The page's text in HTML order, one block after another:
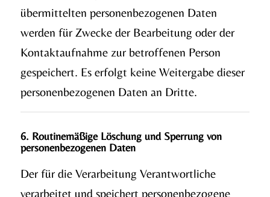
übermittelten personenbezogenen Daten
werden für Zwecke der Bearbeitung oder der
Kontaktaufnahme zur betroffenen Person
gespeichert. Es erfolgt keine Weitergabe dieser
personenbezogenen Daten an Dritte.
6. Routinemäßige Löschung und Sperrung von
personenbezogenen Daten
Der für die Verarbeitung Verantwortliche
verarbeitet und speichert personenbezogene